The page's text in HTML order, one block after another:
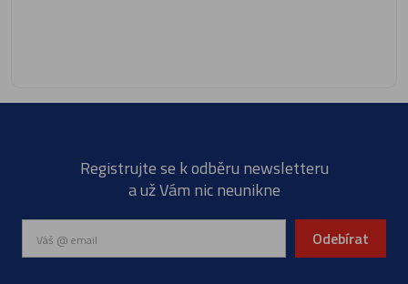
Registrujte se k odběru newsletteru
a už Vám nic neunikne
Odebírat